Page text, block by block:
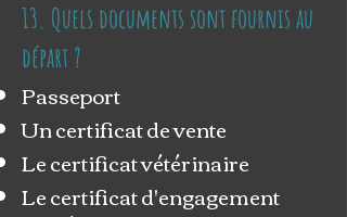
13. Quels documents sont fournis au
départ ?
Passeport
Un certificat de vente
Le certificat vétérinaire
Le certificat d'engagement